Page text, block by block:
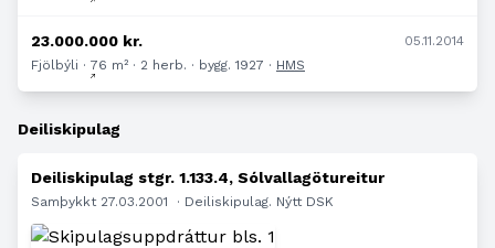
23.000.000 kr.
05.11.2014
Fjölbýli · 76 m² · 2 herb. · bygg. 1927 · HMS
Deiliskipulag
Deiliskipulag stgr. 1.133.4, Sólvallagötureitur
Samþykkt 27.03.2001 · Deiliskipulag. Nýtt DSK